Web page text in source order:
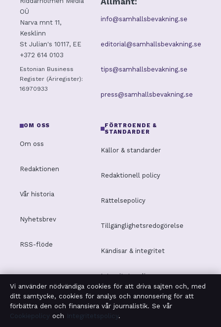
OÜ
Narva mnt 11,
Kesklinn
St Julian's 10117, EE
+372 614 0103
Estonian Business
Register (Äriregister):
16970933
info@samhallsbevakning.se
editorial@samhallsbevakning.se
tips@samhallsbevakning.se
press@samhallsbevakning.se
OM OSS
Om oss
Redaktionen
Vår historia
Nyhetsbrev
RSS-flöde
FÖRTROENDE &
STANDARDER
Källor & standarder
Redaktionell policy
Rättelsepolicy
Tillgänglighetsredogörelse
Kändisar & integritet
Integritetspolicy
OM SAMHÄLLSBEVAKNING I KORTHET
Vi använder nödvändiga cookies för att driva sajten och, med
ditt samtycke, cookies för analys och annonsering för att
förbättra den och finansiera vår journalistik. Se vår
Cookiepolicy och Integritetspolicy.